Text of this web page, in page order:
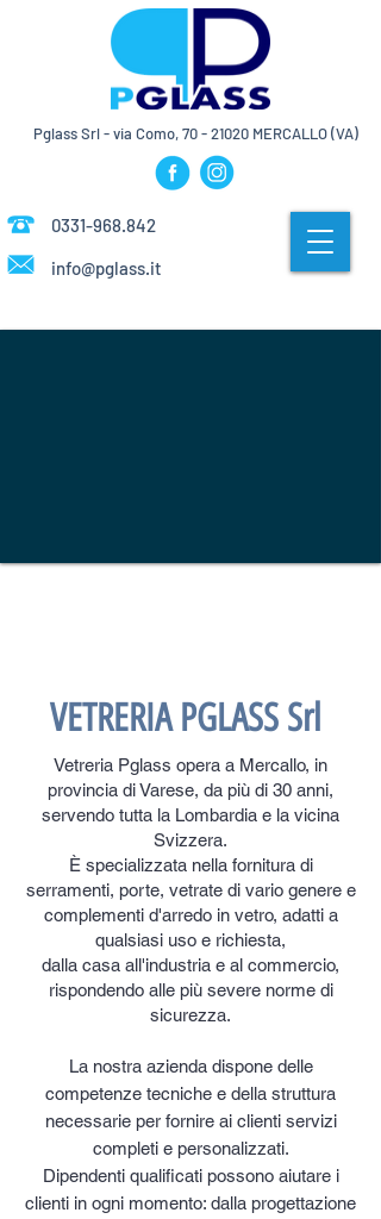
Pglass Srl - via Como,70 - 21020MERCALLO (VA)
0331-968.842
info@pglass.it
VETRERIA PGLASS Srl
Vetreria Pglass opera a Mercallo, in
provincia di Varese, da più di 30 anni,
servendo tutta la Lombardia e la vicina
Svizzera.
È specializzata nella fornitura di
serramenti, porte, vetrate di vario genere e
complementi d'arredo in vetro, adatti a
qualsiasi uso e richiesta,
dalla casa all'industria e al commercio,
rispondendo alle più severe norme di
sicurezza.
La nostra azienda dispone delle
competenze tecniche e della struttura
necessarie per fornire ai clienti servizi
completi e personalizzati.
Dipendenti qualificati possono aiutare i
clienti in ogni momento: dalla progettazione